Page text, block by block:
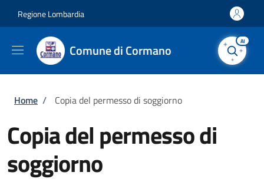
Regione Lombardia
Comune di Cormano
AI
Briciole di pane
Home / Copia del permesso di soggiorno
Copia del permesso di
soggiorno